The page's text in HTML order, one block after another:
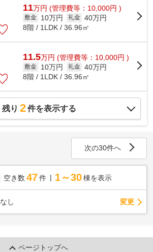
11万円 (管理費等：10,000円 )
敷金 10万円 礼金 40万円
8階 / 1LDK / 36.96㎡
11.5万円 (管理費等：10,000円 )
敷金 10万円 礼金 40万円
8階 / 1LDK / 36.96㎡
残り 2件を表示する
次の30件へ
空き数 47 件 1～30 棟を表示
なし 変更
ページトップへ